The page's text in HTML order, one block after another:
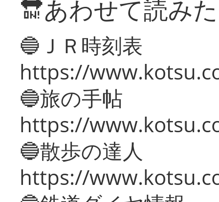
🔛あわせて読み
🔵ＪＲ時刻表
https://
🔵旅の手帖
https://
🔵散歩の達人
https://